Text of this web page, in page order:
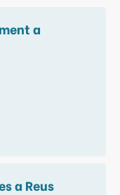
a
a Reus